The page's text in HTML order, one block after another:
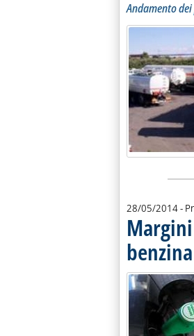
Andamento
Lista
28/05/2014-
benzina